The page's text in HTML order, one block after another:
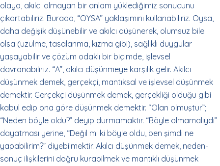
olaya, akılcı olmayan bir anlam yüklediğimiz sonucunu
çıkartabiliriz. Burada, “OYSA” yaklaşımını kullanabiliriz. Oysa,
daha değişik düşünebilir ve akılcı düşünerek, olumsuz bile
olsa (üzülme, tasalanma, kızma gibi), sağlıklı duygular
yaşayabilir ve çözüm odaklı bir biçimde, işlevsel
davranabiliriz. “A”, akılcı düşünmeye karşılık gelir. Akılcı
düşünmek demek, gerçekçi, mantıksal ve işlevsel düşünmek
demektir. Gerçekçi düşünmek demek, gerçekliği olduğu gibi
kabul edip ona göre düşünmek demektir. “Olan olmuştur”;
“Neden böyle oldu?” deyip durmamaktır. “Böyle olmamalıydı”
dayatması yerine, “Değil mi ki böyle oldu, ben şimdi ne
yapabilirim?” diyebilmektir. Akılcı düşünmek demek, neden-
sonuç ilişkilerini doğru kurabilmek ve mantıklı düşünmek